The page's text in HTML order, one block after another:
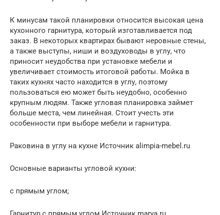
К минусам такой планировки относится высокая цена
кухонного гарнитура, который изготавливается под
заказ. В некоторых квартирах бывают неровные стены,
а также выступы, ниши и воздуховоды в углу, что
приносит неудобства при установке мебели и
увеличивает стоимость итоговой работы. Мойка в
таких кухнях часто находится в углу, поэтому
пользоваться ею может быть неудобно, особенно
крупным людям. Также угловая планировка займет
больше места, чем линейная. Стоит учесть эти
особенности при выборе мебели и гарнитура.
Раковина в углу на кухне Источник alimpia-mebel.ru
Основные варианты угловой кухни:
с прямым углом;